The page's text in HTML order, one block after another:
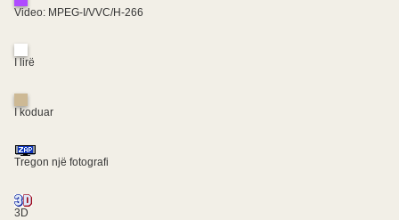
Video: MPEG-I/VVC/H-266
I lirë
I koduar
Tregon një fotografi
3D